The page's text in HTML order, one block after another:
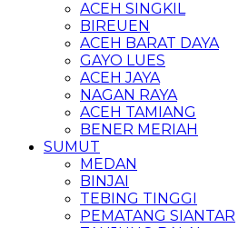
ACEH SINGKIL
BIREUEN
ACEH BARAT DAYA
GAYO LUES
ACEH JAYA
NAGAN RAYA
ACEH TAMIANG
BENER MERIAH
SUMUT
MEDAN
BINJAI
TEBING TINGGI
PEMATANG SIANTAR